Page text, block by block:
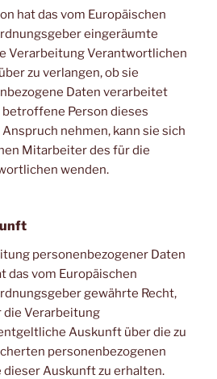
hat das vom Europäischen
eingeräumte
Verarbeitung Verantwortlichen
zu verlangen, ob sie
Daten verarbeitet
Person dieses
nehmen, kann sie sich
Mitarbeiter des für die
wenden.
personenbezogener Daten
das vom Europäischen
gewährte Recht,
die Verarbeitung
Auskunft über die zu
personenbezogenen
dieser Auskunft zu erhalten.